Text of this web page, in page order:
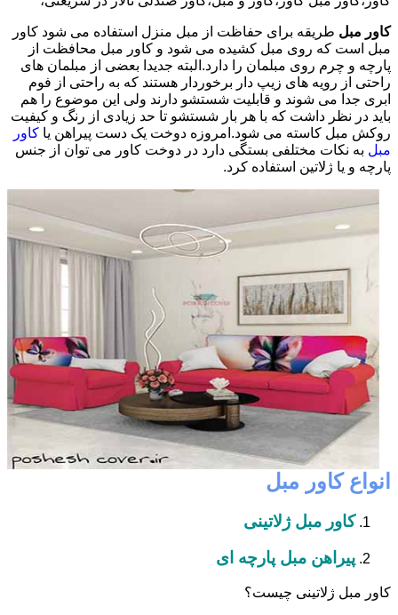
کاور مبل طریقه برای حفاظت از مبل منزل استفاده می شود کاور
مبل است که روی مبل کشیده می شود و کاور مبل محافظت از
پارچه و چرم روی مبلمان را دارد.البته جدیدا بعضی از مبلمان های
راحتی از رویه های زیپ دار برخوردار هستند که به راحتی از فوم
ابری جدا می شوند و قابلیت شستشو دارند ولی این موضوع را هم
باید در نظر داشت که با هر بار شستشو تا حد زیادی از رنگ و کیفیت
روکش مبل کاسته می شود.امروزه دوخت یک دست پیراهن یا کاور
مبل به نکات مختلفی بستگی دارد در دوخت کاور می توان از جنس
پارچه و یا ژلاتین استفاده کرد.
انواع کاور مبل
کاور مبل ژلاتینی
پیراهن مبل پارچه ای
کاور مبل ژلاتینی چیست؟